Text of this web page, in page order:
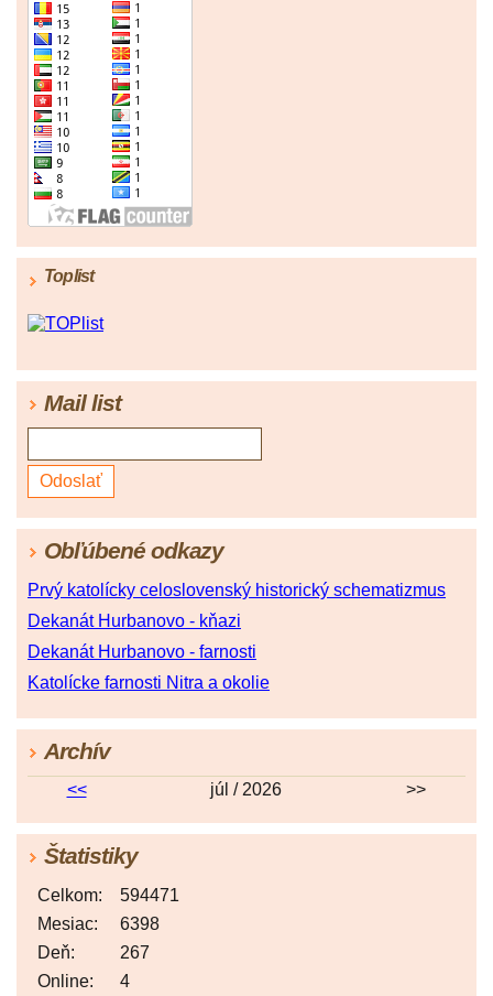
Toplist
Mail list
Obľúbené odkazy
Prvý katolícky celoslovenský historický schematizmus
Dekanát Hurbanovo - kňazi
Dekanát Hurbanovo - farnosti
Katolícke farnosti Nitra a okolie
Archív
<< júl / 2026 >>
Štatistiky
Online: 4
Celkom:
594471
Mesiac:
6398
Deň:
267